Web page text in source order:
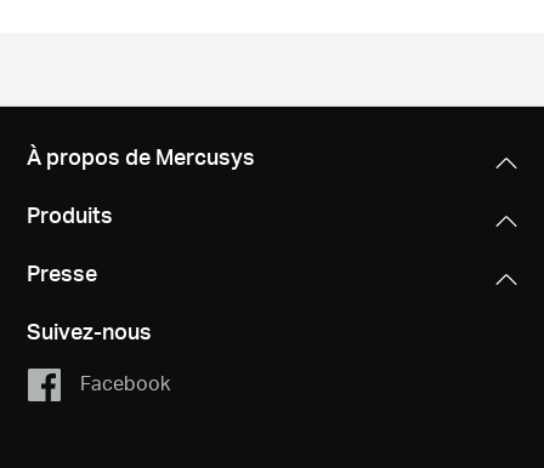
À propos de Mercusys
Produits
Presse
Suivez-nous
Facebook